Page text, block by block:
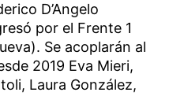
D’Angelo
por el Frente 1
Se acoplarán al
2019 Eva Mieri,
Laura González,